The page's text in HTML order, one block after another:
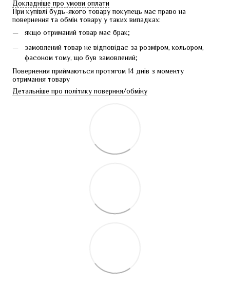
Докладніше про умови оплати
При купівлі будь-якого товару покупець має право на
повернення та обмін товару у таких випадках:
якщо отриманий товар має брак;
замовлений товар не відповідає за розміром, кольором,
фасоном тому, що був замовлений;
Повернення приймаються протягом 14 днів з моменту
отримання товару
Детальніше про політику поверння/обміну